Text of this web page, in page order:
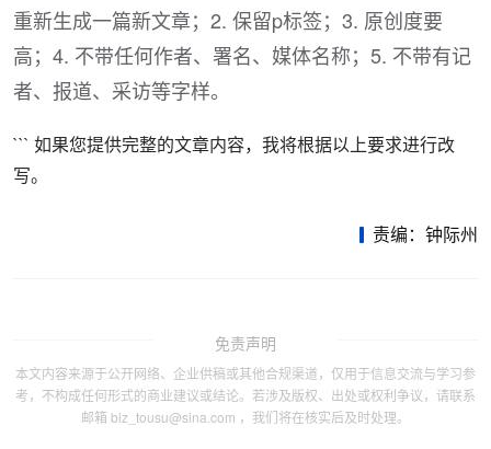
重新生成一篇新文章；2. 保留p标签；3. 原创度要
高；4. 不带任何作者、署名、媒体名称；5. 不带有记
者、报道、采访等字样。
``` 如果您提供完整的文章内容，我将根据以上要求进行改
写。
责编：钟际州
免责声明
本文内容来源于公开网络、企业供稿或其他合规渠道，仅用于信息交流与学习参
考，不构成任何形式的商业建议或结论。若涉及版权、出处或权利争议，请联系
邮箱 biz_tousu@sina.com ，我们将在核实后及时处理。